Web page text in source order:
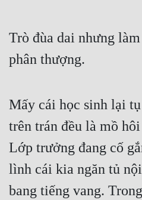
Trò đùa dai nhưng
phân thượng.
Mấy cái học sinh lại
trên trán đều là mồ
Lớp trưởng đang cố
lình cái kia ngăn tủ
bang tiếng vang.